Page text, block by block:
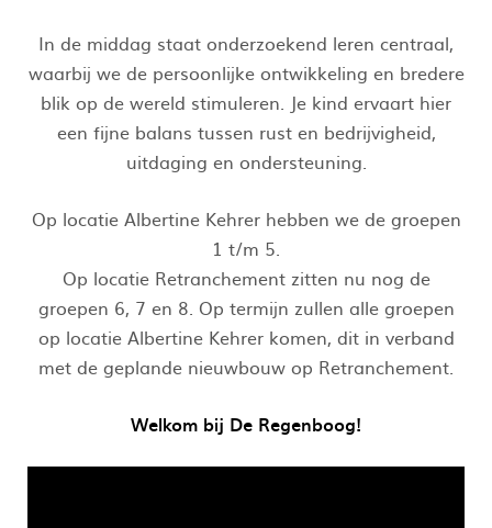
In de middag staat onderzoekend leren centraal,
waarbij we de persoonlijke ontwikkeling en bredere
blik op de wereld stimuleren. Je kind ervaart hier
een fijne balans tussen rust en bedrijvigheid,
uitdaging en ondersteuning.
Op locatie Albertine Kehrer hebben we de groepen
1 t/m 5.
Op locatie Retranchement zitten nu nog de
groepen 6, 7 en 8. Op termijn zullen alle groepen
op locatie Albertine Kehrer komen, dit in verband
met de geplande nieuwbouw op Retranchement.
Welkom bij De Regenboog!